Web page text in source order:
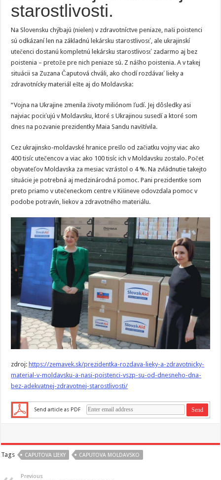
starostlivosti.
Na Slovensku chýbajú (nielen) v zdravotníctve peniaze, naši poistenci
sú odkázaní len na základnú lekársku starostlivosť, ale ukrajinskí
utečenci dostanú kompletnú lekársku starostlivosť zadarmo aj bez
poistenia – pretože pre nich peniaze sú. Z nášho poistenia. A v takej
situácii sa Zuzana Čaputová chváli, ako chodí rozdávať lieky a
zdravotnícky materiál ešte aj do Moldavska:
“Vojna na Ukrajine zmenila životy miliónom ľudí. Jej dôsledky asi
najviac pociťujú v Moldavsku, ktoré s Ukrajinou susedí a ktoré som
dnes na pozvanie prezidentky Maia Sandu navštívila.
Cez ukrajinsko-moldavské hranice prešlo od začiatku vojny viac ako
400 tisíc utečencov a viac ako 100 tisíc ich v Moldavsku zostalo. Počet
obyvateľov Moldavska za mesiac vzrástol o 4 %. Na zvládnutie takejto
situácie je potrebná aj medzinárodná pomoc. Pani prezidentke som
preto priamo v utečeneckom centre v Kišineve odovzdala pomoc v
podobe potravín, liekov a zdravotného materiálu.
zdroj: https://zemavek.sk/prezidentka-rozdava-lieky-a-zdravotnicky-
material-v-moldavsku-a-nasi-poistenci-vszp-su-od-dnesneho-dna-
bez-adekvatnej-zdravotnej-starostlivosti/
Send article as PDF
Tags CAPUTOVA LIEKY CAPUTOVA MOLDAVSKO
Previous